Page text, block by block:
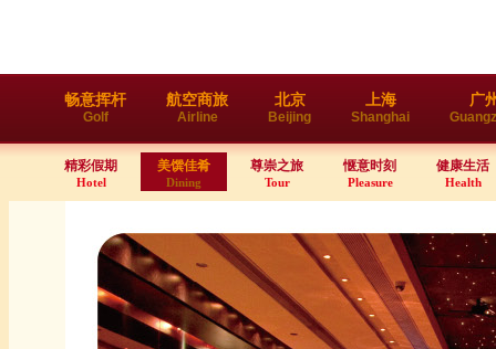
畅意挥杆
Golf
航空商旅
Airline
北京
Beijing
上海
Shanghai
广
精彩假期
Hotel
美馔佳肴
Dining
尊崇之旅
Tour
惬意时刻
Pleasure
健康生活
Health